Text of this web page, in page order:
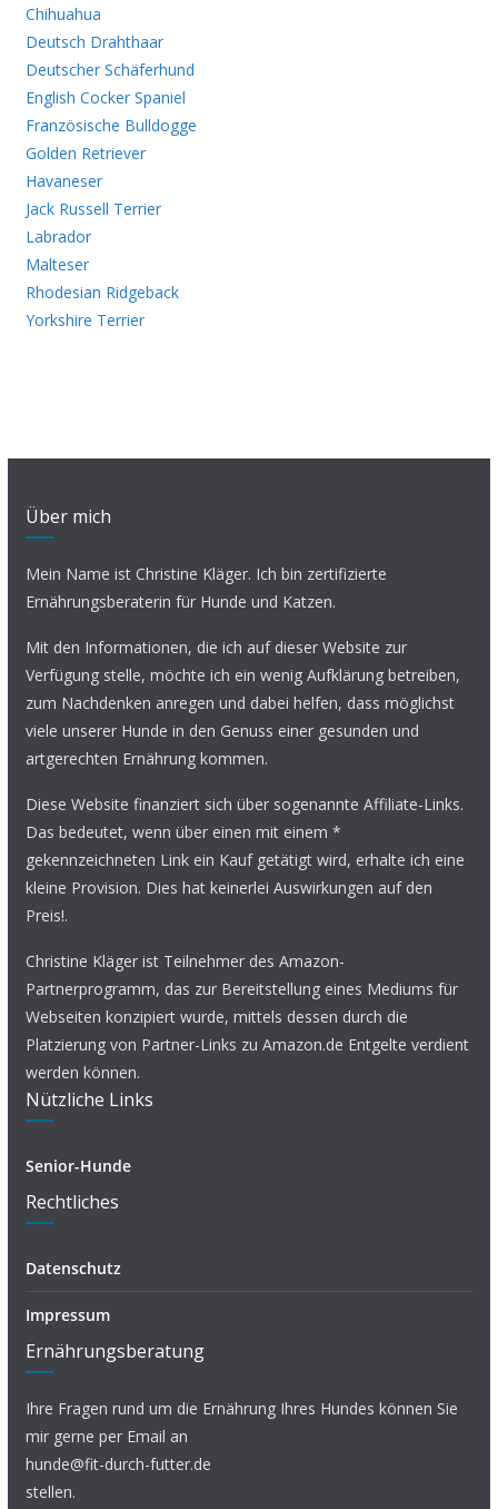
Chihuahua
Deutsch Drahthaar
Deutscher Schäferhund
English Cocker Spaniel
Französische Bulldogge
Golden Retriever
Havaneser
Jack Russell Terrier
Labrador
Malteser
Rhodesian Ridgeback
Yorkshire Terrier
Über mich
Mein Name ist Christine Kläger. Ich bin zertifizierte
Ernährungsberaterin für Hunde und Katzen.
Mit den Informationen, die ich auf dieser Website zur
Verfügung stelle, möchte ich ein wenig Aufklärung betreiben,
zum Nachdenken anregen und dabei helfen, dass möglichst
viele unserer Hunde in den Genuss einer gesunden und
artgerechten Ernährung kommen.
Diese Website finanziert sich über sogenannte Affiliate-Links.
Das bedeutet, wenn über einen mit einem *
gekennzeichneten Link ein Kauf getätigt wird, erhalte ich eine
kleine Provision. Dies hat keinerlei Auswirkungen auf den
Preis!.
Christine Kläger ist Teilnehmer des Amazon-
Partnerprogramm, das zur Bereitstellung eines Mediums für
Webseiten konzipiert wurde, mittels dessen durch die
Platzierung von Partner-Links zu Amazon.de Entgelte verdient
werden können.
Nützliche Links
Senior-Hunde
Rechtliches
Datenschutz
Impressum
Ernährungsberatung
Ihre Fragen rund um die Ernährung Ihres Hundes können Sie
mir gerne per Email an
hunde@fit-durch-futter.de
stellen.